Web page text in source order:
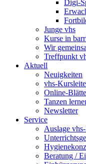
Digi-
Junge vhs
Kurse in
Wir
Treffpunkt
Aktuell
Neuigkeiten
vhs-
Online-
Tanzen
Newsletter
Service
Auslage
Beratung /